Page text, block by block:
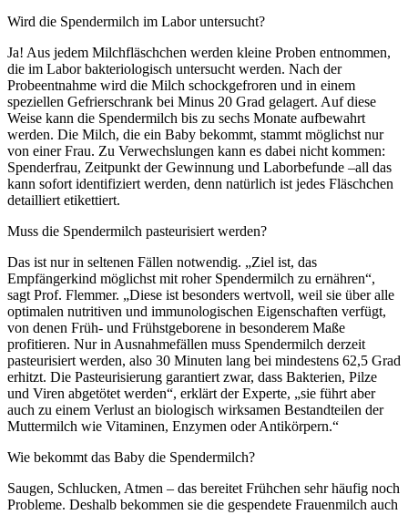
Wird die Spendermilch im Labor untersucht?
Ja! Aus jedem Milchfläschchen werden kleine Proben entnommen,
die im Labor bakteriologisch untersucht werden. Nach der
Probeentnahme wird die Milch schockgefroren und in einem
speziellen Gefrierschrank bei Minus 20 Grad gelagert. Auf diese
Weise kann die Spendermilch bis zu sechs Monate aufbewahrt
werden. Die Milch, die ein Baby bekommt, stammt möglichst nur
von einer Frau. Zu Verwechslungen kann es dabei nicht kommen:
Spenderfrau, Zeitpunkt der Gewinnung und Laborbefunde –all das
kann sofort identifiziert werden, denn natürlich ist jedes Fläschchen
detailliert etikettiert.
Muss die Spendermilch pasteurisiert werden?
Das ist nur in seltenen Fällen notwendig. „Ziel ist, das
Empfängerkind möglichst mit roher Spendermilch zu ernähren“,
sagt Prof. Flemmer. „Diese ist besonders wertvoll, weil sie über alle
optimalen nutritiven und immunologischen Eigenschaften verfügt,
von denen Früh- und Frühstgeborene in besonderem Maße
profitieren. Nur in Ausnahmefällen muss Spendermilch derzeit
pasteurisiert werden, also 30 Minuten lang bei mindestens 62,5 Grad
erhitzt. Die Pasteurisierung garantiert zwar, dass Bakterien, Pilze
und Viren abgetötet werden“, erklärt der Experte, „sie führt aber
auch zu einem Verlust an biologisch wirksamen Bestandteilen der
Muttermilch wie Vitaminen, Enzymen oder Antikörpern.“
Wie bekommt das Baby die Spendermilch?
Saugen, Schlucken, Atmen – das bereitet Frühchen sehr häufig noch
Probleme. Deshalb bekommen sie die gespendete Frauenmilch auch